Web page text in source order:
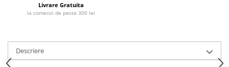
Livrare Gratuita
la comenzi de peste 300 lei
Descriere